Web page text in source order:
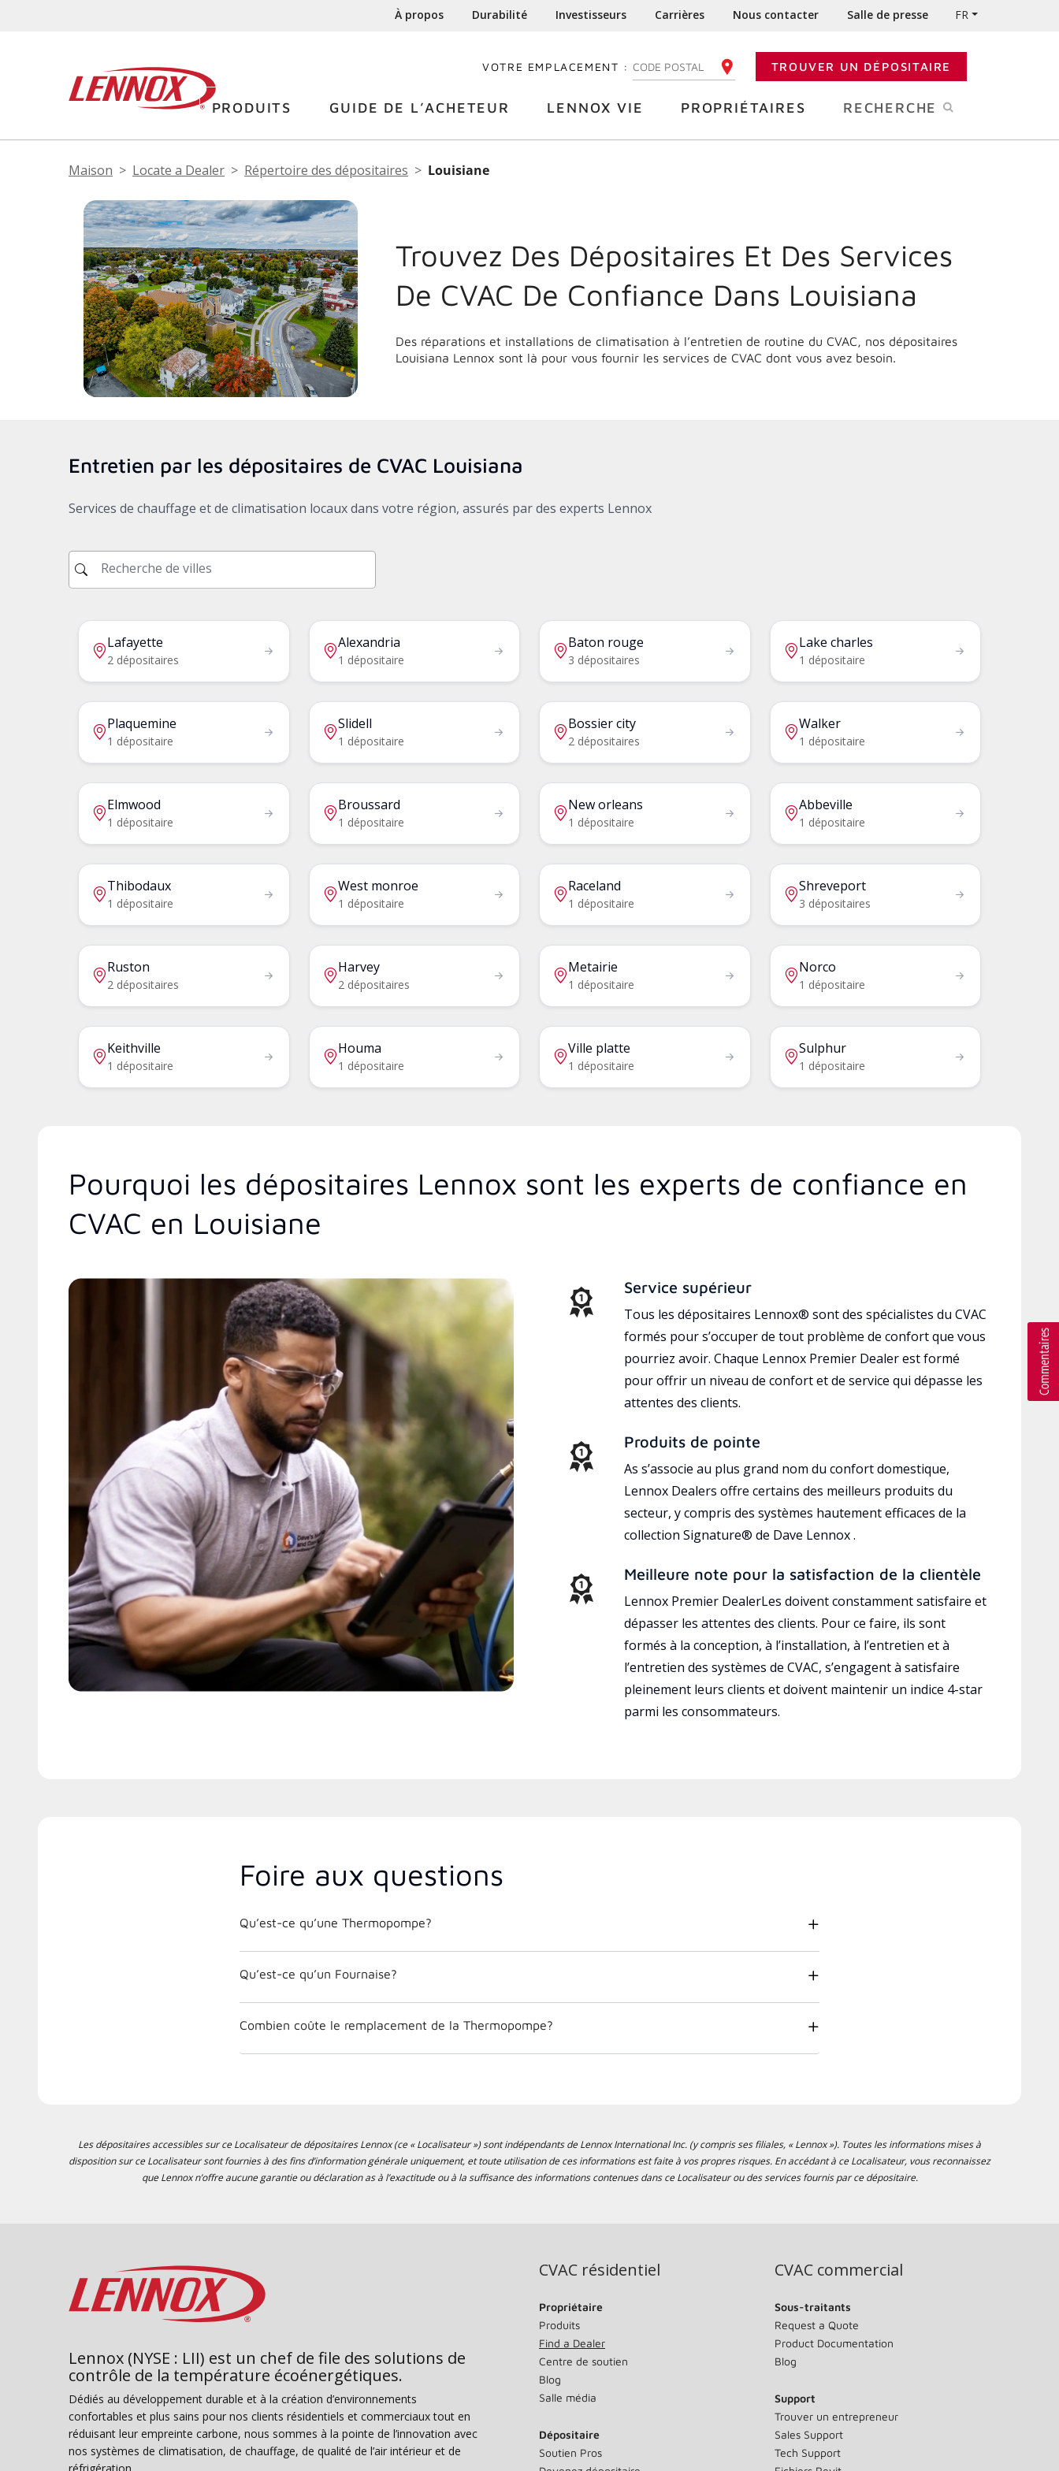
À propos Durabilité Investisseurs Carrières Nous contacter Salle de presse FR
VOTRE EMPLACEMENT : ENTREZ VOTRE CODE POSTALTROUVER UN DÉPOSITAIRE
PRODUITS GUIDE DE L’ACHETEUR LENNOX VIE PROPRIÉTAIRES RECHERCHE
Maison Locate a Dealer Répertoire des dépositaires Louisiane
Trouvez Des Dépositaires Et Des Services
De CVAC De Confiance Dans Louisiana
Des réparations et installations de climatisation à l’entretien de routine du CVAC, nos dépositaires
Louisiana Lennox sont là pour vous fournir les services de CVAC dont vous avez besoin.
Entretien par les dépositaires de CVAC Louisiana
Services de chauffage et de climatisation locaux dans votre région, assurés par des experts Lennox
Lafayette
2 dépositaires
Alexandria
1 dépositaire
Baton rouge
3 dépositaires
Lake charles
1 dépositaire
Plaquemine
1 dépositaire
Slidell
1 dépositaire
Bossier city
2 dépositaires
Walker
1 dépositaire
Elmwood
1 dépositaire
Broussard
1 dépositaire
New orleans
1 dépositaire
Abbeville
1 dépositaire
Thibodaux
1 dépositaire
West monroe
1 dépositaire
Raceland
1 dépositaire
Shreveport
3 dépositaires
Ruston
2 dépositaires
Harvey
2 dépositaires
Metairie
1 dépositaire
Norco
1 dépositaire
Keithville
1 dépositaire
Houma
1 dépositaire
Ville platte
1 dépositaire
Sulphur
1 dépositaire
Pourquoi les dépositaires Lennox sont les experts de confiance en
CVAC en Louisiane
Service supérieur
Tous les dépositaires Lennox® sont des spécialistes du CVAC
formés pour s’occuper de tout problème de confort que vous
pourriez avoir. Chaque Lennox Premier Dealer est formé
pour offrir un niveau de confort et de service qui dépasse les
attentes des clients.
Produits de pointe
As s’associe au plus grand nom du confort domestique,
Lennox Dealers offre certains des meilleurs produits du
secteur, y compris des systèmes hautement efficaces de la
collection Signature® de Dave Lennox .
Meilleure note pour la satisfaction de la clientèle
Lennox Premier DealerLes doivent constamment satisfaire et
dépasser les attentes des clients. Pour ce faire, ils sont
formés à la conception, à l’installation, à l’entretien et à
l’entretien des systèmes de CVAC, s’engagent à satisfaire
pleinement leurs clients et doivent maintenir un indice 4-star
parmi les consommateurs.
Foire aux questions
Qu’est-ce qu’une Thermopompe?
Qu’est-ce qu’un Fournaise?
Combien coûte le remplacement de la Thermopompe?
Les dépositaires accessibles sur ce Localisateur de dépositaires Lennox (ce « Localisateur ») sont indépendants de Lennox International Inc. (y compris ses filiales, « Lennox »). Toutes les informations mises à
disposition sur ce Localisateur sont fournies à des fins d’information générale uniquement, et toute utilisation de ces informations est faite à vos propres risques. En accédant à ce Localisateur, vous reconnaissez
que Lennox n’offre aucune garantie ou déclaration as à l’exactitude ou à la suffisance des informations contenues dans ce Localisateur ou des services fournis par ce dépositaire.
Lennox (NYSE : LII) est un chef de file des solutions de
contrôle de la température écoénergétiques.
Dédiés au développement durable et à la création d’environnements
confortables et plus sains pour nos clients résidentiels et commerciaux tout en
réduisant leur empreinte carbone, nous sommes à la pointe de l’innovation avec
nos systèmes de climatisation, de chauffage, de qualité de l’air intérieur et de
CVAC résidentiel
Propriétaire
Produits
Find a Dealer
Centre de soutien
Blog
Salle média
Dépositaire
Soutien Pros
CVAC commercial
Sous-traitants
Request a Quote
Product Documentation
Blog
Support
Trouver un entrepreneur
Sales Support
Tech Support